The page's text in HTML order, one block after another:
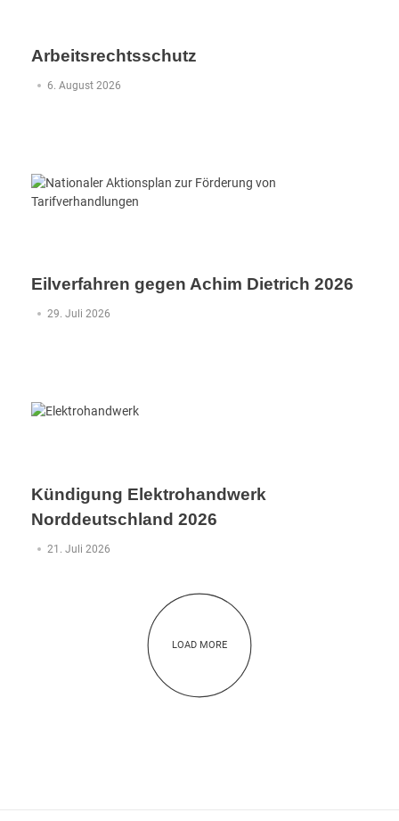
Arbeitsrechtsschutz
6. August 2026
Eilverfahren gegen Achim Dietrich 2026
29. Juli 2026
Kündigung Elektrohandwerk
Norddeutschland 2026
21. Juli 2026
LOAD MORE